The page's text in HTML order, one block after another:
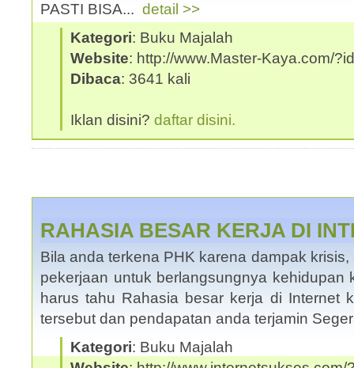
PASTI BISA... detail >>
Kategori: Buku Majalah
Website: http://www.Master-Kaya.com/
Dibaca: 3641 kali
Iklan disini? daftar disini.
RAHASIA BESAR KERJA DI
Bila anda terkena PHK karena dampak
pekerjaan untuk berlangsungnya kehidupan
harus tahu Rahasia besar kerja di Internet
tersebut dan pendapatan anda terjamin
Kategori: Buku Majalah